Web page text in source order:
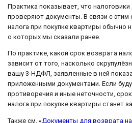
Практика показывает, что
проверяют документы. В связи с
налога при покупке квартиры обычно
о которых мы сказали ранее.
По практике, какой срок возврата
зависит от того, насколько
вашу 3-НДФЛ, заявленные в ней
приложенными документами. Если
противоречия и иные неточности,
налога при покупке квартиры станет
Также см. «Документы для возврата